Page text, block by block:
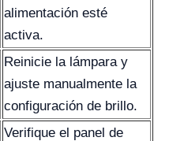
alimentación esté
activa.
Reinicie la lámpara y
ajuste manualmente la
configuración de brillo.
Verifique el panel de